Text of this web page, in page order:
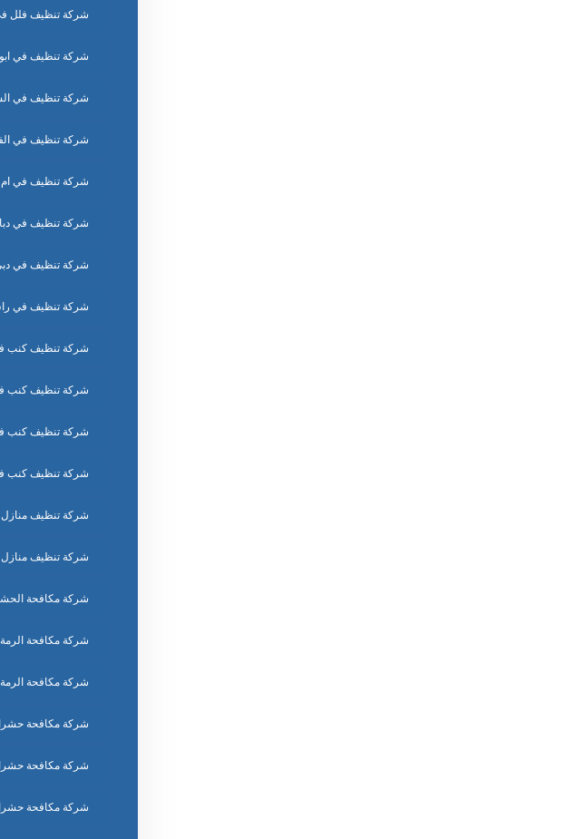
شركة تنظيف فلل
شركة تنظيف في
شركة تنظيف في
شركة تنظيف في
شركة تنظيف في ام
شركة تنظيف في دبا
شركة تنظيف في
شركة تنظيف في
شركة تنظيف كنب
شركة تنظيف كنب
شركة تنظيف كنب
شركة تنظيف كنب
شركة تنظيف منازل
شركة تنظيف
شركة مكافحة
شركة مكافحة
شركة مكافحة
شركة مكافحة
شركة مكافحة
شركة مكافحة